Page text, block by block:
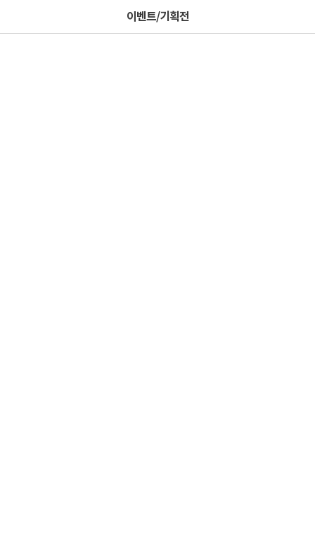
이벤트/기획전